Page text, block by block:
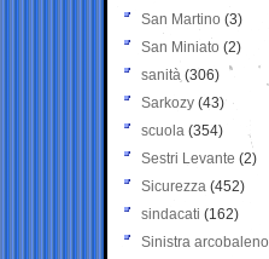
San Martino (3)
San Miniato (2)
sanità (306)
Sarkozy (43)
scuola (354)
Sestri Levante (2)
Sicurezza (452)
sindacati (162)
Sinistra arcobaleno